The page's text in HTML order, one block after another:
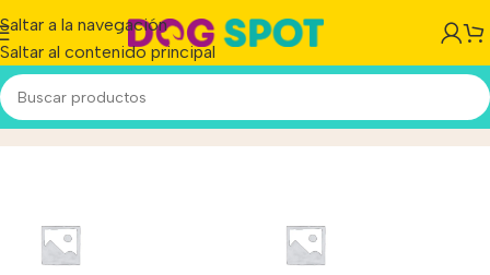
Saltar a la navegación
Saltar al contenido principal
Perros MEDIANOSInicio/Producto